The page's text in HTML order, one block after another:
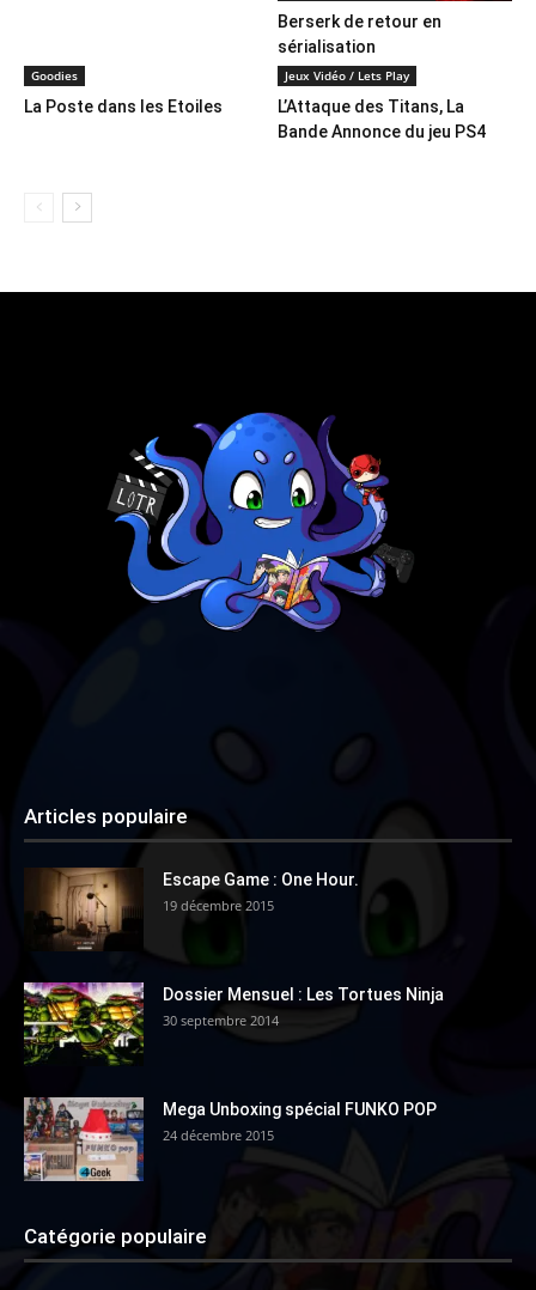
Berserk de retour en
sérialisation
Goodies
La Poste dans les Etoiles
Jeux Vidéo / Lets Play
L’Attaque des Titans, La
Bande Annonce du jeu PS4
Articles populaire
Escape Game : One Hour.
19 décembre 2015
Dossier Mensuel : Les Tortues Ninja
30 septembre 2014
Mega Unboxing spécial FUNKO POP
24 décembre 2015
Catégorie populaire